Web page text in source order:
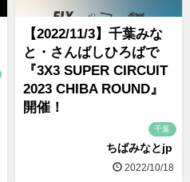
【2022/11/3】千葉みな
と・さんばしひろばで
『3X3 SUPER CIRCUIT
2023 CHIBA ROUND』
開催！
千葉
ちばみなとjp
2022/10/18